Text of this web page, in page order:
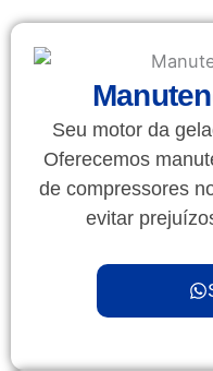
Seu motor da
Oferecemos
de compressores
evitar